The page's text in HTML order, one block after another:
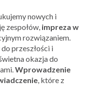
nowych i
zespołów, impreza w
rozwiązaniem.
przeszłości i
okazja do
Wprowadzenie
, które z